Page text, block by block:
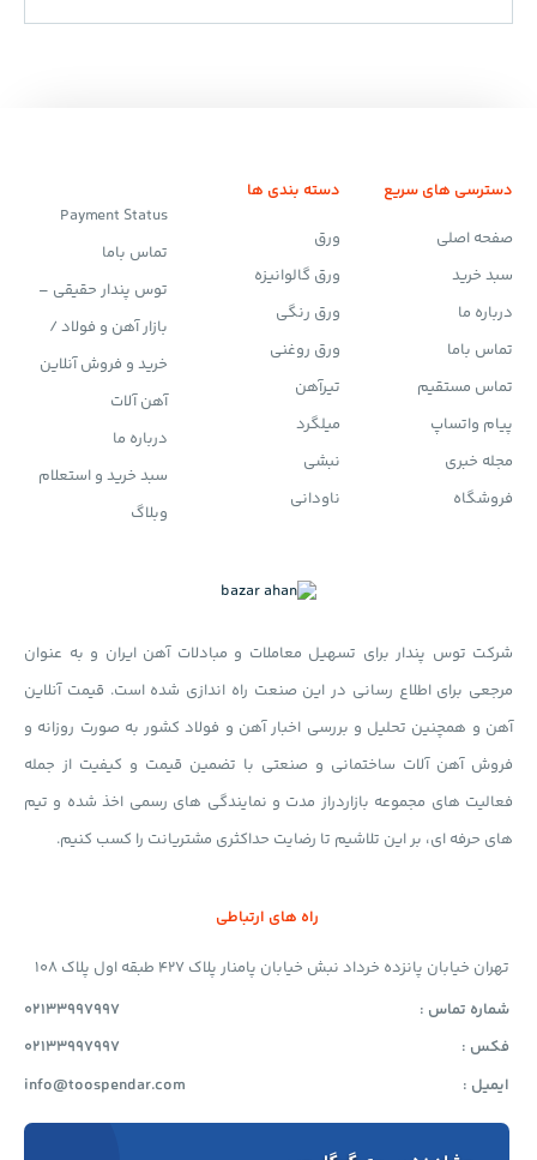
دسترسی های سریع
صفحه اصلی
سبد خرید
درباره ما
تماس باما
تماس مستقیم
پیام واتساپ
مجله خبری
فروشگاه
دسته بندی ها
ورق
ورق گالوانیزه
ورق رنگی
ورق روغنی
تیرآهن
میلگرد
نبشی
ناودانی
Payment Status
تماس باما
توس پندار حقیقی –
بازار آهن و فولاد /
خرید و فروش آنلاین
آهن آلات
درباره ما
سبد خرید و استعلام
وبلاگ
شرکت توس پندار برای تسهیل معاملات و مبادلات آهن ایران و به عنوان
مرجعی برای اطلاع رسانی در این صنعت راه اندازی شده است. قیمت آنلاین
آهن و همچنین تحلیل و بررسی اخبار آهن و فولاد کشور به صورت روزانه و
فروش آهن آلات ساختمانی و صنعتی با تضمین قیمت و کیفیت از جمله
فعالیت های مجموعه بازاردراز مدت و نمایندگی های رسمی اخذ شده و تیم
های حرفه ای، بر این تلاشیم تا رضایت حداکثری مشتریانت را کسب کنیم.
راه های ارتباطی
تهران خیابان پانزده خرداد نبش خیابان پامنار پلاک 427 طبقه اول پلاک 108
شماره تماس :
02133997997
فکس :
02133997997
ایمیل :
info@toospendar.com